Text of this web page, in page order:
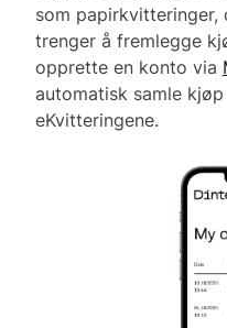
som papirkvitteringer,
trenger å fremlegge
opprette en konto via
automatisk samle
eKvitteringene.